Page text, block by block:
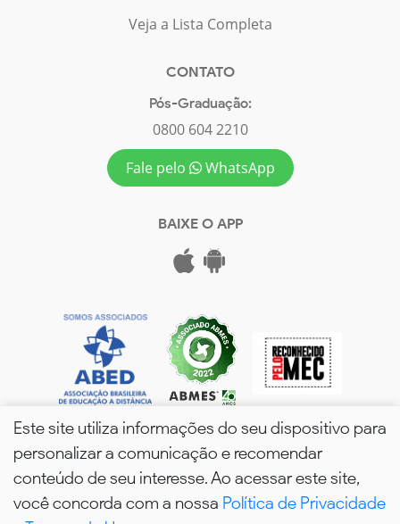
Veja a Lista Completa
CONTATO
Pós-Graduação:
0800 604 2210
Fale pelo
WhatsApp
BAIXE O APP
wPós - 2026. Todos os Direitos Reservados.
Este site utiliza informações do seu dispositivo para
personalizar a comunicação e recomendar
conteúdo de seu interesse. Ao acessar este site,
você concorda com a nossa Política de Privacidade